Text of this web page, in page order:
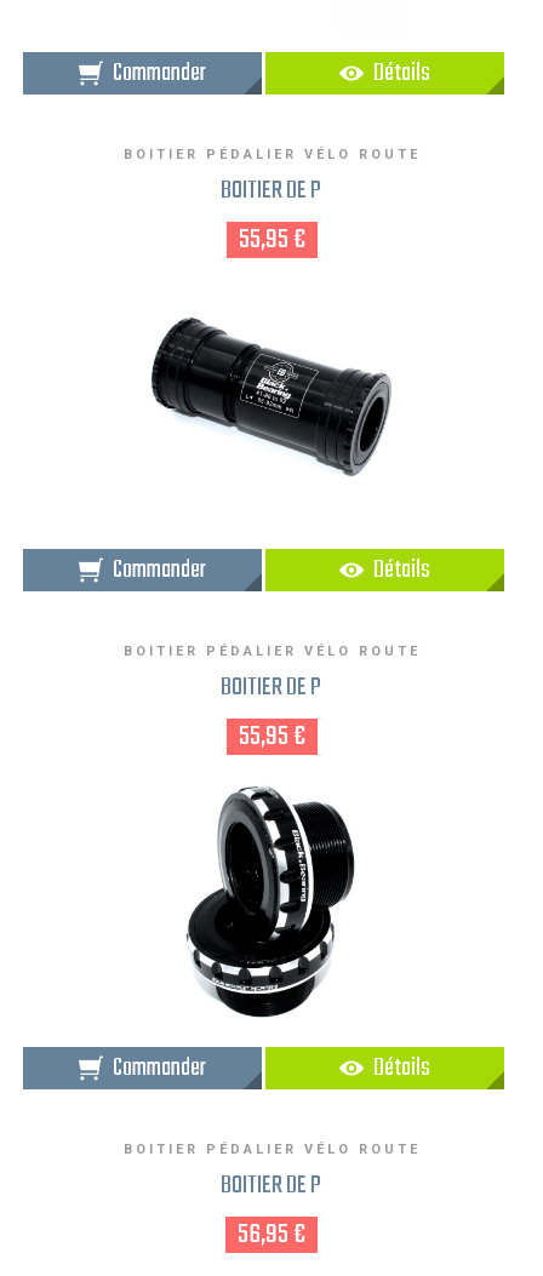
Commander Détails
BOITIER PÉDALIER VÉLO ROUTE
BOITIER DE P
55,95 €
Commander Détails
BOITIER PÉDALIER VÉLO ROUTE
BOITIER DE P
55,95 €
Commander Détails
BOITIER PÉDALIER VÉLO ROUTE
BOITIER DE P
56,95 €